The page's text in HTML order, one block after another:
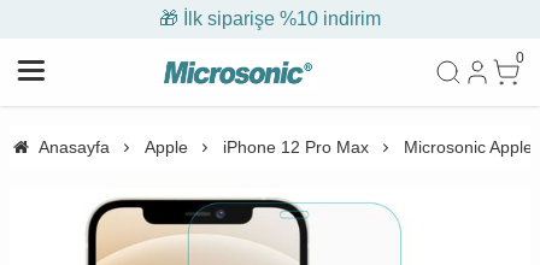
🎁 İlk siparişe %10 indirim
0
Anasayfa Apple iPhone 12 Pro Max Microsonic